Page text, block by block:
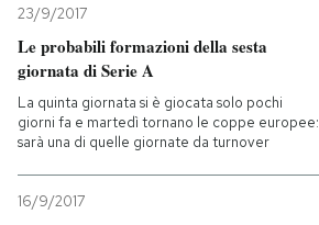
23/9/2017
Le probabili formazioni della sesta
giornata di Serie A
La quinta giornata si è giocata solo pochi
giorni fa e martedì tornano le coppe europee:
sarà una di quelle giornate da turnover
16/9/2017